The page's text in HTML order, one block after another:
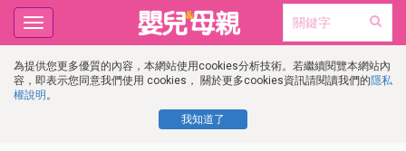
為提供您更多優質的內容，本網站使用cookies分析技術。若繼續閱覽本網站內
容，即表示您同意我們使用 cookies， 關於更多cookies資訊請閱讀我們的隱私
權說明 。
我知道了
Toggle
navigation